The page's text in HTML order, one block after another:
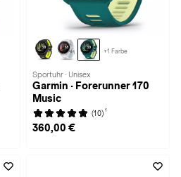
+1 Farbe
Sportuhr · Unisex
Garmin · Forerunner 170
Music
(10) 1
360,00 €